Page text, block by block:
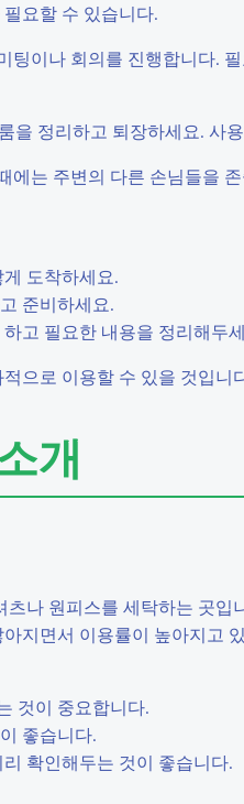
요할 수 있습니다.
팅이나 회의를 진행합니다.
을 정리하고 퇴장하세요. 사
에는 주변의 다른 손님들을
도착하세요.
준비하세요.
고 필요한 내용을 정리해두
으로 이용할 수 있을 것입니
개
나 원피스를 세탁하는 곳
지면서 이용률이 높아지고
것이 중요합니다.
좋습니다.
확인해두는 것이 좋습니다.